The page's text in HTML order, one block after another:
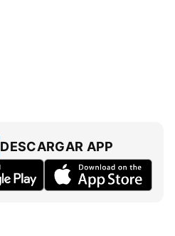
DESCARGAR APP